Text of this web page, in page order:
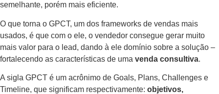
semelhante, porém mais eficiente.
O que torna o GPCT, um dos frameworks de vendas mais
usados, é que com o ele, o vendedor consegue gerar muito
mais valor para o lead, dando à ele domínio sobre a solução –
fortalecendo as características de uma venda consultiva.
A sigla GPCT é um acrônimo de Goals, Plans, Challenges e
Timeline, que significam respectivamente: objetivos,